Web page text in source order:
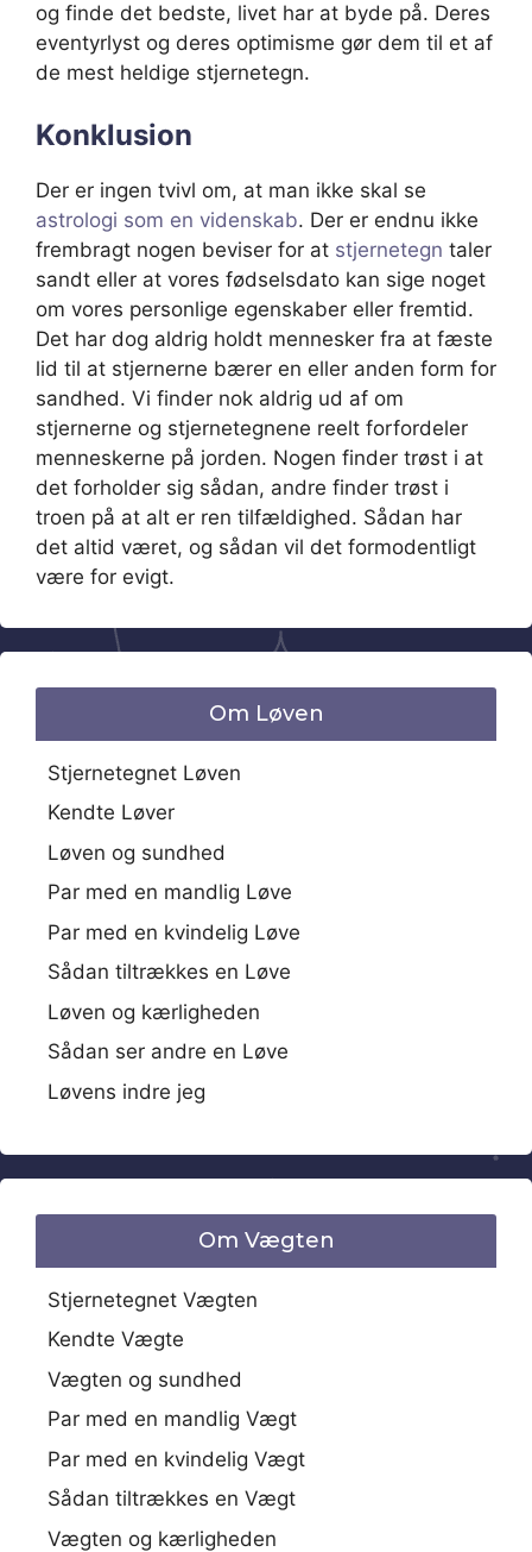
og finde det bedste, livet har at byde på. Deres
eventyrlyst og deres optimisme gør dem til et af
de mest heldige stjernetegn.
Konklusion
Der er ingen tvivl om, at man ikke skal se
astrologi som en videnskab. Der er endnu ikke
frembragt nogen beviser for at stjernetegn taler
sandt eller at vores fødselsdato kan sige noget
om vores personlige egenskaber eller fremtid.
Det har dog aldrig holdt mennesker fra at fæste
lid til at stjernerne bærer en eller anden form for
sandhed. Vi finder nok aldrig ud af om
stjernerne og stjernetegnene reelt forfordeler
menneskerne på jorden. Nogen finder trøst i at
det forholder sig sådan, andre finder trøst i
troen på at alt er ren tilfældighed. Sådan har
det altid været, og sådan vil det formodentligt
være for evigt.
Om Løven
Stjernetegnet Løven
Kendte Løver
Løven og sundhed
Par med en mandlig Løve
Par med en kvindelig Løve
Sådan tiltrækkes en Løve
Løven og kærligheden
Sådan ser andre en Løve
Løvens indre jeg
Om Vægten
Stjernetegnet Vægten
Kendte Vægte
Vægten og sundhed
Par med en mandlig Vægt
Par med en kvindelig Vægt
Sådan tiltrækkes en Vægt
Vægten og kærligheden